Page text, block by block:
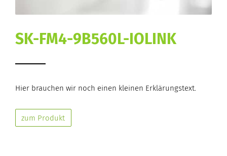
SK-FM4-9B560L-IOLINK
Hier brauchen wir noch einen kleinen Erklärungstext.
zum Produkt